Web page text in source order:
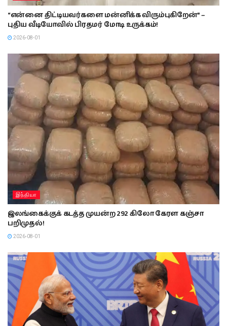
“என்னை திட்டியவர்களை மன்னிக்க விரும்புகிறேன்” –
புதிய வீடியோவில் பிரதமர் மோடி உருக்கம்!
2026-08-01
இந்தியா
இலங்கைக்குக் கடத்த முயன்ற 292 கிலோ கேரள கஞ்சா
பறிமுதல்!
2026-08-01